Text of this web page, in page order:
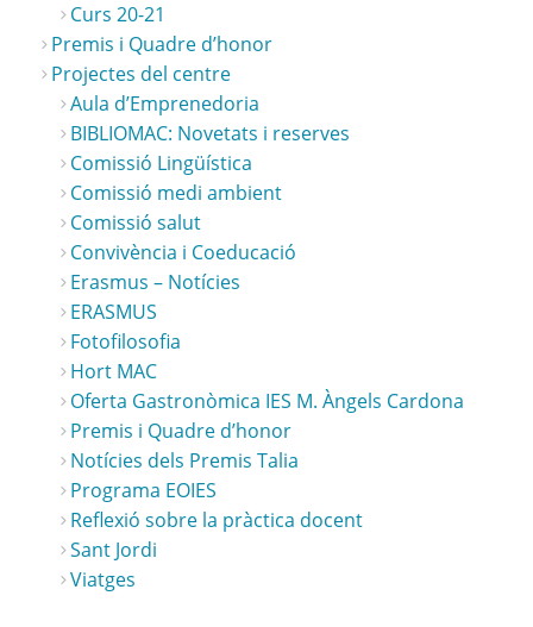
Curs 20-21
Premis i Quadre d’honor
Projectes del centre
Aula d’Emprenedoria
BIBLIOMAC: Novetats i reserves
Comissió Lingüística
Comissió medi ambient
Comissió salut
Convivència i Coeducació
Erasmus – Notícies
ERASMUS
Fotofilosofia
Hort MAC
Oferta Gastronòmica IES M. Àngels Cardona
Premis i Quadre d’honor
Notícies dels Premis Talia
Programa EOIES
Reflexió sobre la pràctica docent
Sant Jordi
Viatges